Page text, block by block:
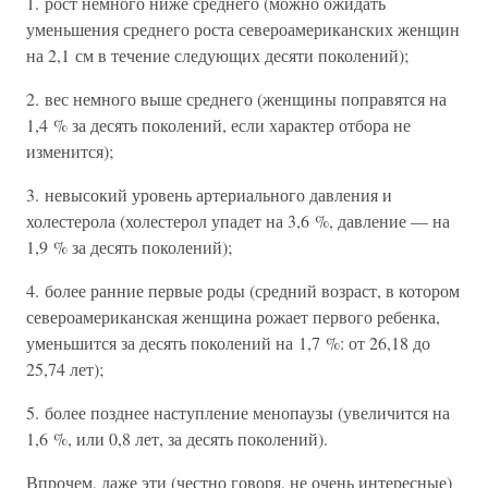
уменьшения среднего роста североамериканских женщин
на 2,1 см в течение следующих десяти поколений);
2. вес немного выше среднего (женщины поправятся на
1,4 % за десять поколений, если характер отбора не
изменится);
3. невысокий уровень артериального давления и
холестерола (холестерол упадет на 3,6 %, давление — на
1,9 % за десять поколений);
4. более ранние первые роды (средний возраст, в котором
североамериканская женщина рожает первого ребенка,
уменьшится за десять поколений на 1,7 %: от 26,18 до
25,74 лет);
5. более позднее наступление менопаузы (увеличится на
1,6 %, или 0,8 лет, за десять поколений).
Впрочем, даже эти (честно говоря, не очень интересные)